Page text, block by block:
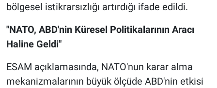
bölgesel istikrarsızlığı artırdığı ifade edildi.
"NATO, ABD'nin Küresel Politikalarının Aracı
Haline Geldi"
ESAM açıklamasında, NATO'nun karar alma
mekanizmalarının büyük ölçüde ABD'nin etkisi